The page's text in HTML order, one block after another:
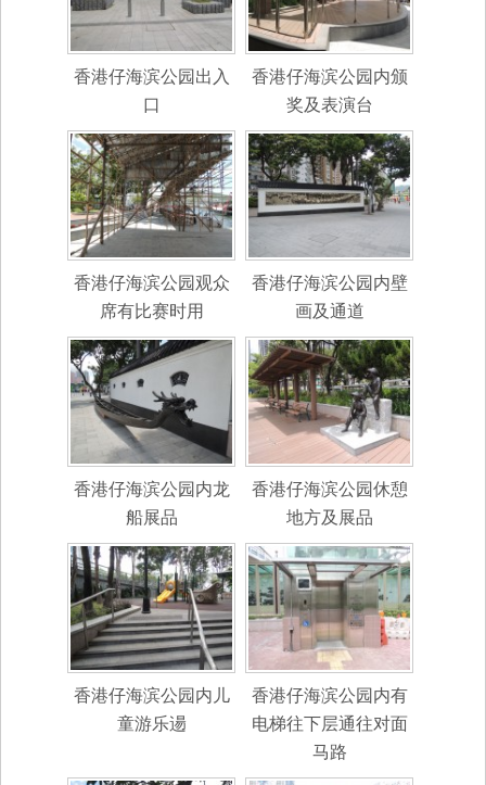
香港仔海滨公园出入
口
香港仔海滨公园内颁
奖及表演台
香港仔海滨公园观众
席有比赛时用
香港仔海滨公园内壁
画及通道
香港仔海滨公园内龙
船展品
香港仔海滨公园休憩
地方及展品
香港仔海滨公园内儿
童游乐逿
香港仔海滨公园内有
电梯往下层通往对面
马路